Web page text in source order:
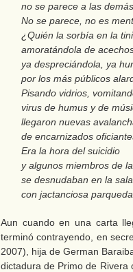
no se parece a las
No se parece, no es
¿Quién la sorbía en la
amoratándola de
ya despreciándola, ya
por los más públicos
Pisando vidrios,
virus de humus y de
llegaron nuevas
de encarnizados
Era la hora del suicidio
y algunos miembros de
se desnudaban en la sala
con jactanciosa
Aun cuando en una carta
terminó contrayendo, en
2007), hija de German
dictadura de Primo de